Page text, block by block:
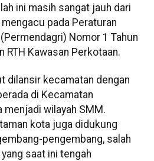
ini masih sangat jauh dari
pada Peraturan
Nomor 1 Tahun
RTH Kawasan Perkotaan.
dilansir kecamatan dengan
di Kecamatan
menjadi wilayah SMM.
kota juga didukung
pengembang, salah
saat ini tengah